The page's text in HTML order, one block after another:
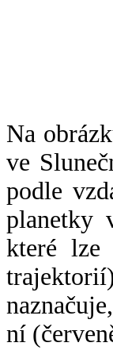
Na
ve
podle
planetky
které lze
ní